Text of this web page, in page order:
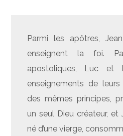
Parmi les apôtres,
enseignent la foi.
apostoliques, Luc et
enseignements de
des mêmes principes,
un seul Dieu créateur, et
né d’une vierge,